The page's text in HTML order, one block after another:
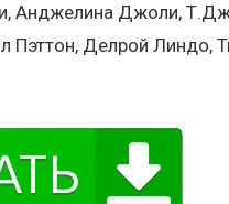
Анджелина Джоли,
Пэттон, Делрой Линдо,